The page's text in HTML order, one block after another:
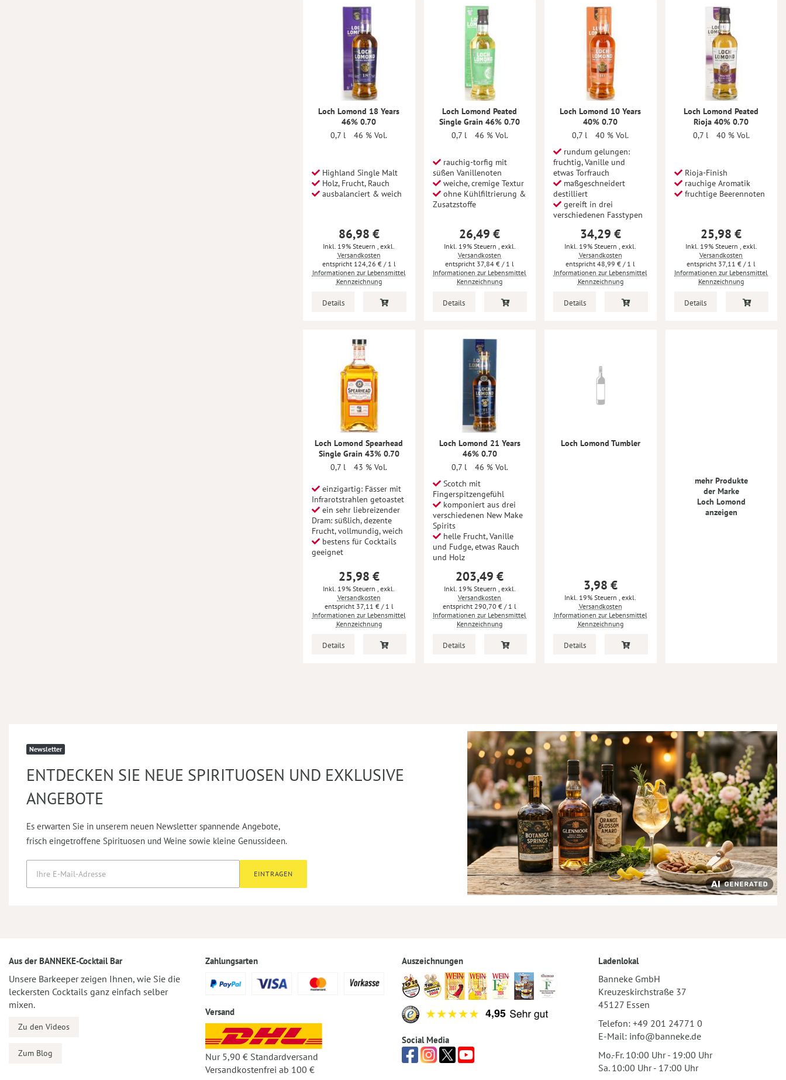
Loch Lomond 18 Years
46% 0.70
0,7 l
46 % Vol.
Highland Single Malt
Holz, Frucht, Rauch
ausbalanciert & weich
86,98 €
Inkl. 19% Steuern
exkl.
Versandkosten
124,26 € / 1 l
Informationen zur Lebensmittel
Kennzeichnung
Details
Loch Lomond Peated
Single Grain 46% 0.70
0,7 l
46 % Vol.
rauchig-torfig mit
süßen Vanillenoten
weiche, cremige Textur
ohne Kühlfiltrierung &
Zusatzstoffe
26,49 €
Inkl. 19% Steuern exkl.
Versandkosten
37,84 € / 1 l
Informationen zur Lebensmittel
Kennzeichnung
Details
Loch Lomond 10 Years
40% 0.70
0,7 l
40 % Vol.
rundum gelungen:
fruchtig, Vanille und
etwas Torfrauch
maßgeschneidert
destilliert
gereift in drei
verschiedenen Fasstypen
34,29 €
Inkl. 19% Steuern
exkl.
Versandkosten
48,99 € / 1 l
Informationen zur Lebensmittel
Kennzeichnung
Details
Loch Lomond Peated
Rioja 40% 0.70
0,7 l
40 % Vol.
Rioja-Finish
rauchige Aromatik
fruchtige Beerennoten
25,98 €
Inkl. 19% Steuern exkl.
Versandkosten
37,11 € / 1 l
Informationen zur Lebensmittel
Kennzeichnung
Details
Loch Lomond Spearhead
Single Grain 43% 0.70
0,7 l
43 % Vol.
einzigartig: Fässer mit
Infrarotstrahlen getoastet
ein sehr liebreizender
Dram: süßlich, dezente
Frucht, vollmundig, weich
bestens für Cocktails
geeignet
25,98 €
Inkl. 19% Steuern, exkl.
Versandkosten
37,11 €/ 1 l
Informationen zur Lebensmittel
Kennzeichnung
Details
Loch Lomond 21 Years
46% 0.70
0,7 l
46 % Vol.
Scotch mit
Fingerspitzengefühl
komponiert aus drei
verschiedenen New Make
Spirits
helle Frucht, Vanille
und Fudge, etwas Rauch
und Holz
203,49 €
Inkl. 19% Steuern , exkl.
Versandkosten
290,70 € / 1 l
Informationen zur Lebensmittel
Kennzeichnung
Details
Loch Lomond Tumbler
3,98 €
Inkl. 19% Steuern, exkl.
Versandkosten
Informationen zur Lebensmittel
Kennzeichnung
Details
mehr Produkte
der Marke
Loch Lomond
anzeigen
Newsletter
ENTDECKEN SIE NEUE SPIRITUOSEN UND EXKLUSIVE
ANGEBOTE
Es erwarten Sie in unserem neuen Newsletter spannende Angebote,
frisch eingetroffene Spirituosen und Weine sowie kleine Genussideen.
EINTRAGEN
Aus der BANNEKE-Cocktail Bar
Unsere Barkeeper zeigen Ihnen, wie Sie die
leckersten Cocktails ganz einfach selber
mixen.
Zu den Videos
Zum Blog
Zahlungsarten
Versand
Nur 5,90 € Standardversand
Versandkostenfrei ab 100 €
Auszeichnungen
Social Media
Ladenlokal
Banneke GmbH
Kreuzeskirchstraße 37
45127 Essen
Telefon: +49 201 24771 0
E-Mail: info@banneke.de
Mo.-Fr. 10:00 Uhr - 19:00 Uhr
Sa. 10:00 Uhr - 17:00 Uhr